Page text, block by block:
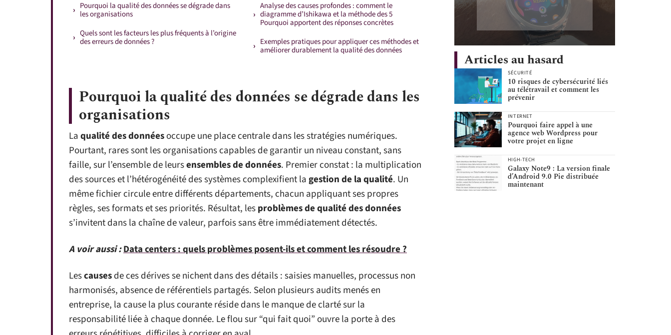
Pourquoi la qualité des données se dégrade dans
les organisations
Quels sont les facteurs les plus fréquents à l’origine
des erreurs de données ?
Analyse des causes profondes : comment le
diagramme d’Ishikawa et la méthode des 5
Pourquoi apportent des réponses concrètes
Exemples pratiques pour appliquer ces méthodes et
améliorer durablement la qualité des données
Pourquoi la qualité des données se dégrade dans les
organisations
Laqualité des donnéesoccupe une place centrale dans les stratégies numériques.
Pourtant, rares sont les organisations capables de garantir un niveau constant, sans
faille, sur l’ensemble de leursensembles de données. Premier constat : la multiplication
des sources et l’hétérogénéité des systèmes complexifient lagestion de la qualité. Un
même fichier circule entre différents départements, chacun appliquant ses propres
règles, ses formats et ses priorités. Résultat, lesproblèmes de qualité des données
s’invitent dans la chaîne de valeur, parfois sans être immédiatement détectés.
A voir aussi :Data centers : quels problèmes posent-ils et comment les résoudre ?
Lescausesde ces dérives se nichent dans des détails : saisies manuelles, processus non
harmonisés, absence de référentiels partagés. Selon plusieurs audits menés en
entreprise, la cause la plus courante réside dans le manque de clarté sur la
responsabilité liée à chaque donnée. Le flou sur “qui fait quoi” ouvre la porte à des
Articles au hasard
SÉCURITÉ
10 risques de cybersécurité liés
au télétravail et comment les
prévenir
INTERNET
Pourquoi faire appel à une
agence web Wordpress pour
votre projet en ligne
HIGH-TECH
Galaxy Note9 : La version finale
d’Android 9.0 Pie distribuée
maintenant